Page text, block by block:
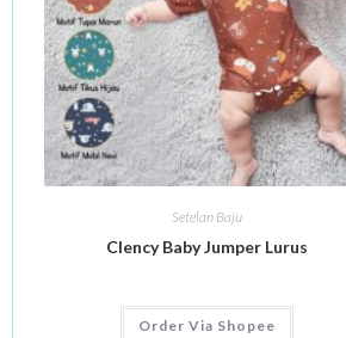
Setelan Baju
Clency Baby Jumper Lurus
Order Via Shopee